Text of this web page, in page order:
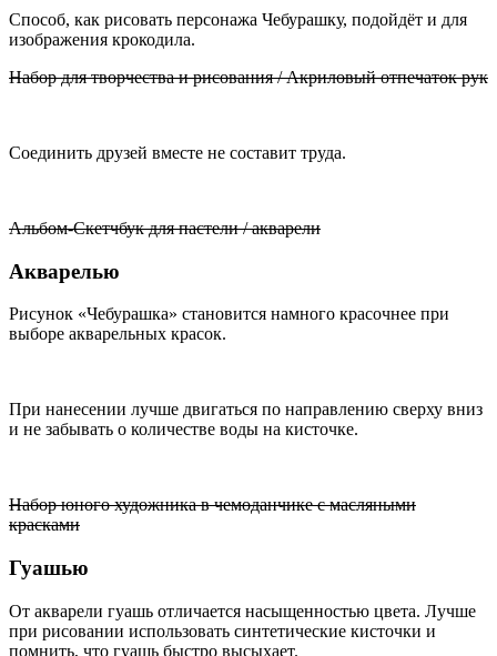
Способ, как рисовать персонажа Чебурашку, подойдёт и для
изображения крокодила.
Набор для творчества и рисования / Акриловый отпечаток рук
Соединить друзей вместе не составит труда.
Альбом-Скетчбук для пастели / акварели
Акварелью
Рисунок «Чебурашка» становится намного красочнее при
выборе акварельных красок.
При нанесении лучше двигаться по направлению сверху вниз
и не забывать о количестве воды на кисточке.
Набор юного художника в чемоданчике с масляными
красками
Гуашью
От акварели гуашь отличается насыщенностью цвета. Лучше
при рисовании использовать синтетические кисточки и
помнить, что гуашь быстро высыхает.